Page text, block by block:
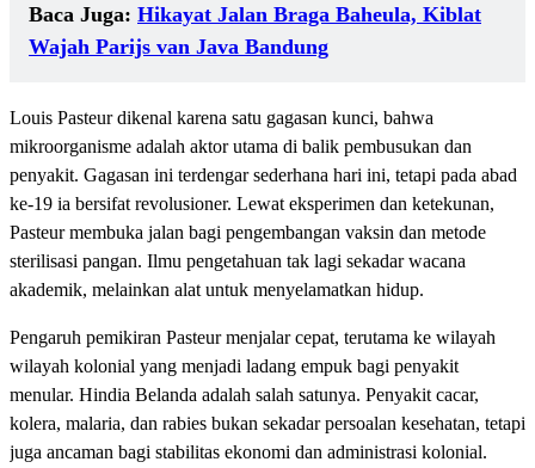
Baca Juga: Hikayat Jalan Braga Baheula, Kiblat
Wajah Parijs van Java Bandung
Louis Pasteur dikenal karena satu gagasan kunci, bahwa
mikroorganisme adalah aktor utama di balik pembusukan dan
penyakit. Gagasan ini terdengar sederhana hari ini, tetapi pada abad
ke-19 ia bersifat revolusioner. Lewat eksperimen dan ketekunan,
Pasteur membuka jalan bagi pengembangan vaksin dan metode
sterilisasi pangan. Ilmu pengetahuan tak lagi sekadar wacana
akademik, melainkan alat untuk menyelamatkan hidup.
Pengaruh pemikiran Pasteur menjalar cepat, terutama ke wilayah
wilayah kolonial yang menjadi ladang empuk bagi penyakit
menular. Hindia Belanda adalah salah satunya. Penyakit cacar,
kolera, malaria, dan rabies bukan sekadar persoalan kesehatan, tetapi
juga ancaman bagi stabilitas ekonomi dan administrasi kolonial.